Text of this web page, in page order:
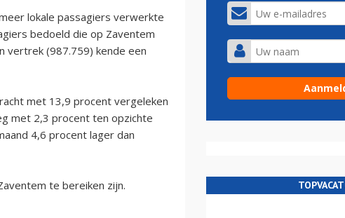
lokale passagiers verwerkte
bedoeld die op Zaventem
vertrek (987.759) kende een
met 13,9 procent vergeleken
met 2,3 procent ten opzichte
4,6 procent lager dan
te bereiken zijn.